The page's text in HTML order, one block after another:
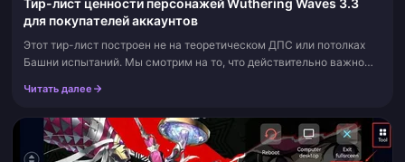
Тир-лист ценности персонажей Wuthering Waves 3.3
для покупателей аккаунтов
Этот тир-лист построен не на теоретическом ДПС или потолках
Башни испытаний. Мы смотрим на то, что действительно важно
стоит резонатор...
Читать далее